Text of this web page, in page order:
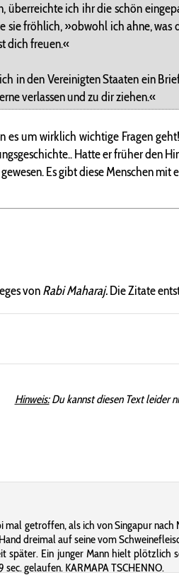
überreichte ich ihr die schön
sie fröhlich, »obwohl ich ahne,
dich freuen.«
in den Vereinigten Staaten ein
verlassen und zu dir ziehen.«
es um wirklich wichtige Fragen
Hatte er früher den
Es gibt diese Menschen mit
vonRabi Maharaj.Die Zitate
Hinweis:Du kannst diesen Text leider
mal getroffen, als ich von Singapur
dreimal auf seine vom
Ein junger Mann hielt plötzlich
gelaufen. KARMAPA TSCHENNO.